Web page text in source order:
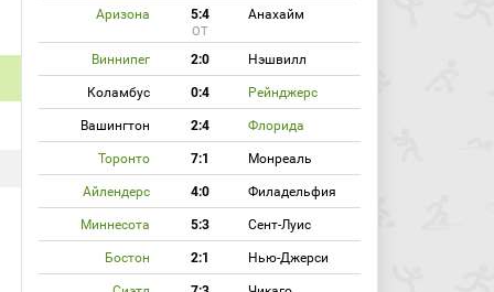
Аризона 5:4 Анахайм
ОТ
Виннипег 2:0 Нэшвилл
Коламбус 0:4 Рейнджерс
Вашингтон 2:4 Флорида
Торонто 7:1 Монреаль
Айлендерс 4:0 Филадельфия
Миннесота 5:3 Сент-Луис
Бостон 2:1 Нью-Джерси